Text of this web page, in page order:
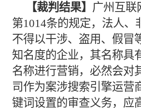
【裁判结果】 广州互联
第1014条的规定，法人
不得以干涉、盗用、假冒
知名度的企业，其名称具
名称进行营销，必然会对
司作为案涉搜索引擎运营
键词设置的审查义务，应